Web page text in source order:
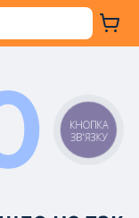
КНОПКА
ЗВ'ЯЗКУ